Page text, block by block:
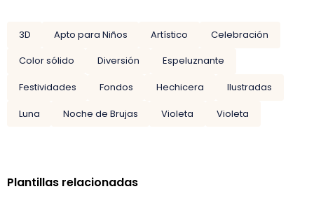
3D Apto para Niños Artístico
Celebración
Color sólido
Diversión
Espeluznante
Festividades
Fondos Hechicera
Ilustradas
Luna
Noche de Brujas Violeta Violeta
Plantillas relacionadas